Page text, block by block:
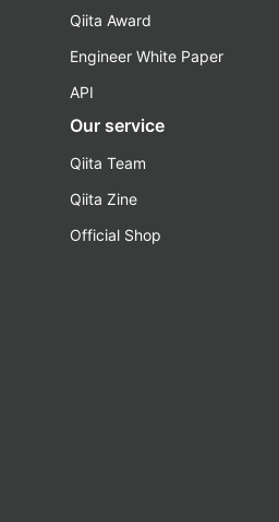
Qiita Award
Engineer White Paper
API
Our service
Qiita Team
Qiita Zine
Official Shop